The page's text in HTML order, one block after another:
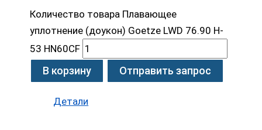
Количество товара Плавающее
уплотнение (доукон) Goetze LWD 76.90 H-
53 HN60CF
В корзину Отправить запрос
Детали